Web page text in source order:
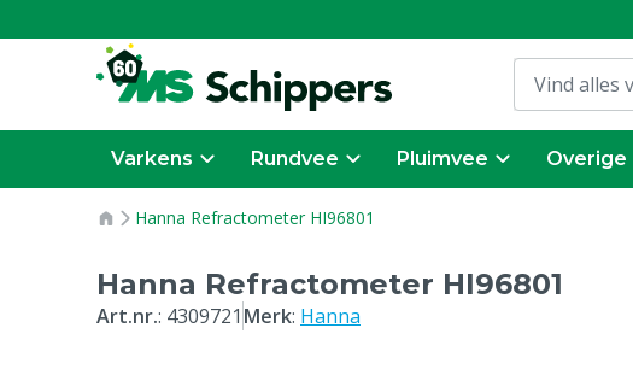
Varkens Rundvee Pluimvee Overige
Hanna Refractometer HI96801
Hanna Refractometer HI96801
Art.nr.: 4309721 Merk: Hanna